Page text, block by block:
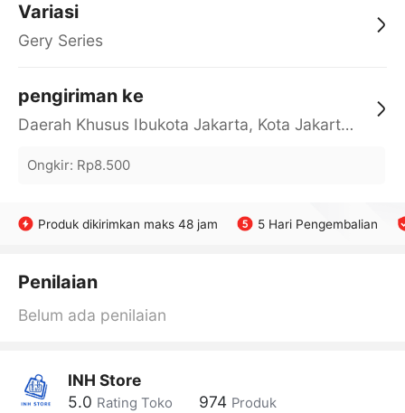
Variasi
Gery Series
pengiriman ke
Daerah Khusus Ibukota Jakarta, Kota Jakarta Barat, Cengkareng, yy
Ongkir: Rp8.500
Produk dikirimkan maks 48 jam 5 Hari Pengembalian
Penilaian
Belum ada penilaian
INH Store
5.0 Rating Toko 974 Produk